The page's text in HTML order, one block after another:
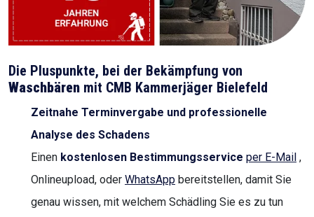
Die Pluspunkte, bei der Bekämpfung von
Waschbären mit CMB Kammerjäger Bielefeld
Zeitnahe Terminvergabe und professionelle
Analyse des Schadens
Einen kostenlosen Bestimmungsservice per E-Mail ,
Onlineupload, oder WhatsApp bereitstellen, damit Sie
genau wissen, mit welchem Schädling Sie es zu tun